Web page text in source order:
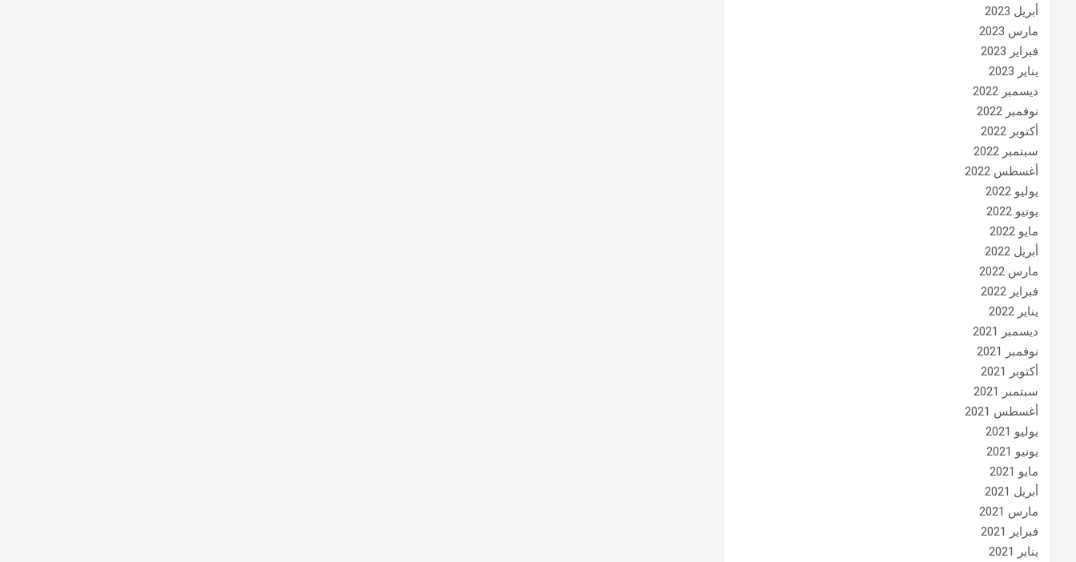
أبريل 2023
مارس 2023
فبراير 2023
يناير 2023
ديسمبر 2022
نوفمبر 2022
أكتوبر 2022
سبتمبر 2022
أغسطس 2022
يوليو 2022
يونيو 2022
مايو 2022
أبريل 2022
مارس 2022
فبراير 2022
يناير 2022
ديسمبر 2021
نوفمبر 2021
أكتوبر 2021
سبتمبر 2021
أغسطس 2021
يوليو 2021
يونيو 2021
مايو 2021
أبريل 2021
مارس 2021
فبراير 2021
يناير 2021